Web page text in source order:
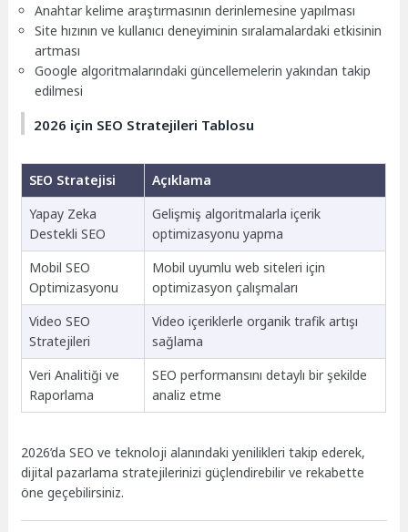
Anahtar kelime araştırmasının derinlemesine yapılması
Site hızının ve kullanıcı deneyiminin sıralamalardaki etkisinin
artması
Google algoritmalarındaki güncellemelerin yakından takip
edilmesi
2026 için SEO Stratejileri Tablosu
SEO Stratejisi
Açıklama
Yapay Zeka
Destekli SEO
Gelişmiş algoritmalarla içerik
optimizasyonu yapma
Mobil SEO
Optimizasyonu
Mobil uyumlu web siteleri için
optimizasyon çalışmaları
Video SEO
Stratejileri
Video içeriklerle organik trafik artışı
sağlama
Veri Analitiği ve
Raporlama
SEO performansını detaylı bir şekilde
analiz etme
2026’da SEO ve teknoloji alanındaki yenilikleri takip ederek,
dijital pazarlama stratejilerinizi güçlendirebilir ve rekabette
öne geçebilirsiniz.